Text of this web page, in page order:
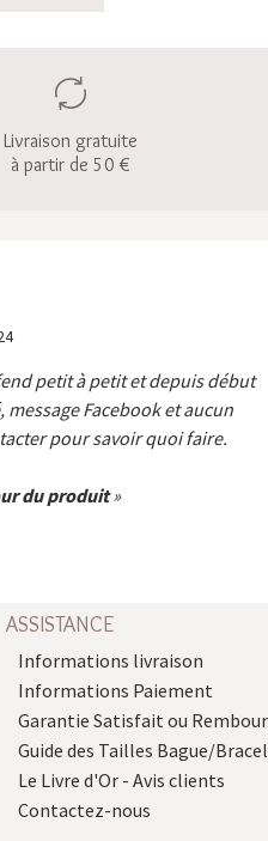
Livraison gratuite
à partir de 50 €
petit à petit et depuis début
Facebook et aucun
pour savoir quoi faire.
du produit
ASSISTANCE
Informations livraison
Informations Paiement
Garantie Satisfait ou
Guide des Tailles Bague/
Le Livre d'Or - Avis clients
Contactez-nous